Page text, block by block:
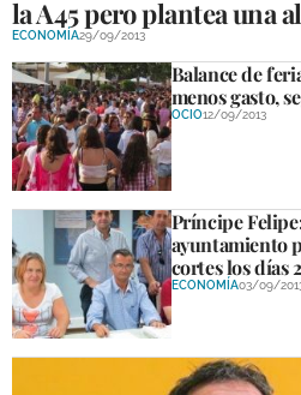
la A45 pero plantea una
ECONOMÍA29/09/2013
Balance de
menos gasto,
OCIO12/09/2013
Príncipe
ayuntamiento
cortes los días
ECONOMÍA03/09/